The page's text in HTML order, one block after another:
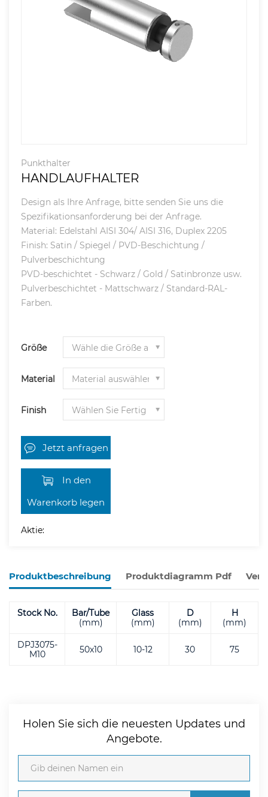
Punkthalter
HANDLAUFHALTER
Design als Ihre Anfrage, bitte senden Sie uns die
Spezifikationsanforderung bei der Anfrage.
Material: Edelstahl AISI 304/ AISI 316, Duplex 2205
Finish: Satin / Spiegel / PVD-Beschichtung /
Pulverbeschichtung
PVD-beschichtet - Schwarz / Gold / Satinbronze usw.
Pulverbeschichtet - Mattschwarz / Standard-RAL-
Farben.
Größe
Material
Finish
Jetzt anfragen
In den
Warenkorb legen
Aktie:
Produktbeschreibung Produktdiagramm Pdf
Stock No.
Bar/Tube
(mm)
Glass
(mm)
D
(mm)
H
(mm)
DPJ3075-
M10
50x10 10-12 30 75
Holen Sie sich die neuesten Updates und
Angebote.